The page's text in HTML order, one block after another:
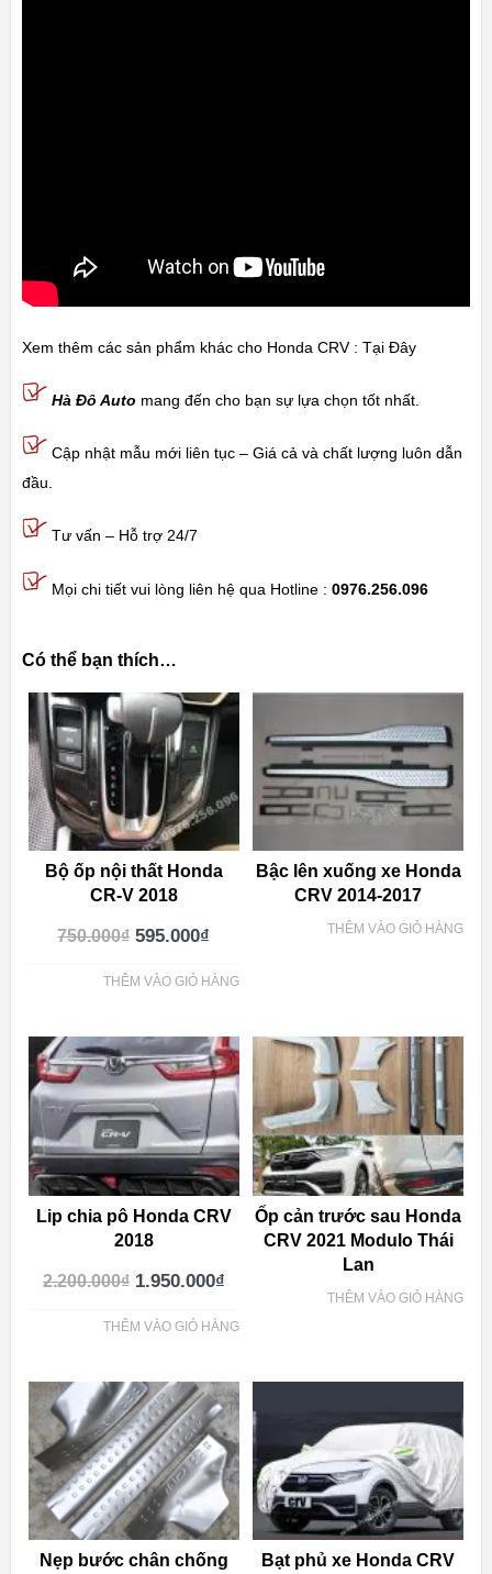
Xem thêm các sản phẩm khác cho Honda CRV : Tại Đây
Hà Đô Auto mang đến cho bạn sự lựa chọn tốt nhất.
Cập nhật mẫu mới liên tục – Giá cả và chất lượng luôn dẫn
đầu.
Tư vấn – Hỗ trợ 24/7
Mọi chi tiết vui lòng liên hệ qua Hotline : 0976.256.096
Có thể bạn thích…
Bộ ốp nội thất Honda
CR-V 2018
750.000₫ 595.000₫
THÊM VÀO GIỎ HÀNG
Bậc lên xuống xe Honda
CRV 2014-2017
THÊM VÀO GIỎ HÀNG
Lip chia pô Honda CRV
2018
2.200.000₫ 1.950.000₫
THÊM VÀO GIỎ HÀNG
Ốp cản trước sau Honda
CRV 2021 Modulo Thái
Lan
THÊM VÀO GIỎ HÀNG
Nẹp bước chân chống
Bạt phủ xe Honda CRV